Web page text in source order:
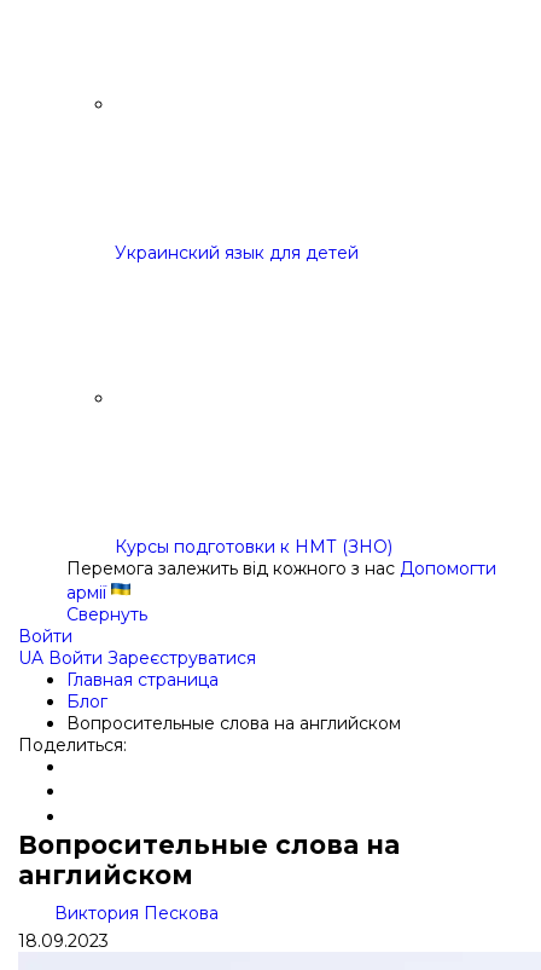
Украинский язык для детей
Курсы подготовки к НМТ (ЗНО)
Перемога залежить від кожного з нас Допомогти
армії
Свернуть
Войти
UA Войти Зареєструватися
Главная страница
Блог
Вопросительные слова на английском
Поделиться:
Вопросительные слова на
английском
Виктория Пескова
18.09.2023